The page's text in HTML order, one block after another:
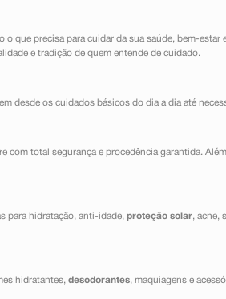
que precisa para cuidar da sua saúde, bem-
e tradição de quem entende de cuidado.
desde os cuidados básicos do dia a dia até
com total segurança e procedência garantida.
para hidratação, anti-idade, proteção solar, acne,
hidratantes, desodorantes, maquiagens e